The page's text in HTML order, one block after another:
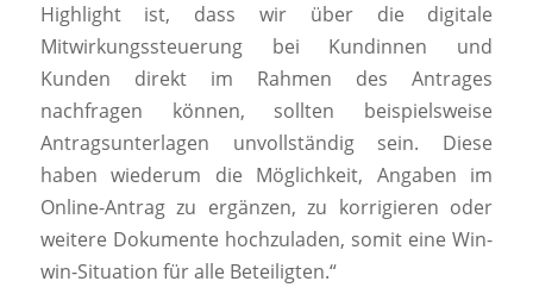
Highlight ist, dass wir über die digitale
Mitwirkungssteuerung bei Kundinnen und
Kunden direkt im Rahmen des Antrages
nachfragen können, sollten beispielsweise
Antragsunterlagen unvollständig sein. Diese
haben wiederum die Möglichkeit, Angaben im
Online-Antrag zu ergänzen, zu korrigieren oder
weitere Dokumente hochzuladen, somit eine Win-
win-Situation für alle Beteiligten.“